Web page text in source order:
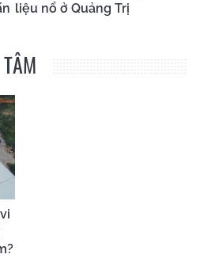
liệu nổ ở Quảng Trị